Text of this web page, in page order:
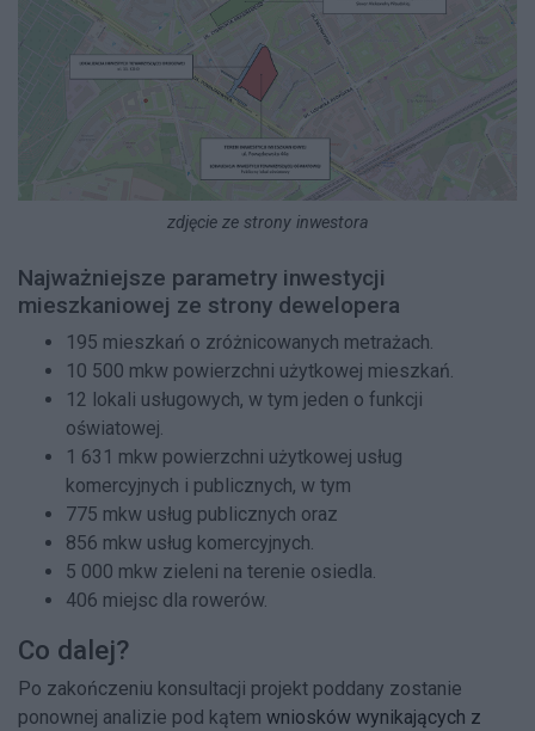
zdjęcie ze strony inwestora
Najważniejsze parametry inwestycji
mieszkaniowej ze strony dewelopera
195 mieszkań o zróżnicowanych metrażach.
10 500 mkw powierzchni użytkowej mieszkań.
12 lokali usługowych, w tym jeden o funkcji
oświatowej.
1 631 mkw powierzchni użytkowej usług
komercyjnych i publicznych, w tym
775 mkw usług publicznych oraz
856 mkw usług komercyjnych.
5 000 mkw zieleni na terenie osiedla.
406 miejsc dla rowerów.
Co dalej?
Po zakończeniu konsultacji projekt poddany zostanie
ponownej analizie pod kątem wniosków wynikających z